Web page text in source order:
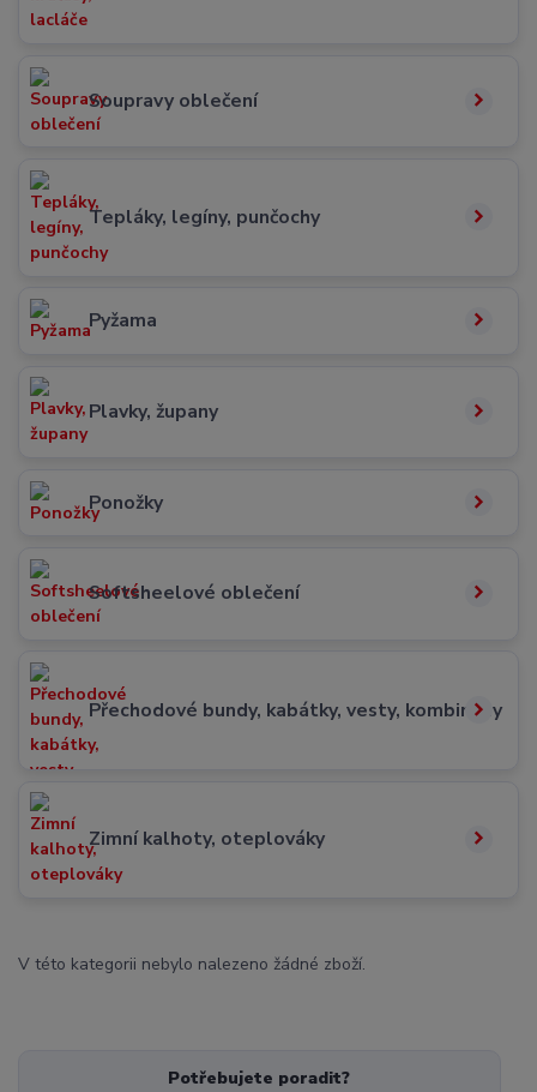
Soupravy oblečení
Tepláky, legíny, punčochy
Pyžama
Plavky, župany
Ponožky
Softsheelové oblečení
Přechodové bundy, kabátky, vesty, kombinézy
Zimní kalhoty, oteplováky
V této kategorii nebylo nalezeno žádné zboží.
Potřebujete poradit?